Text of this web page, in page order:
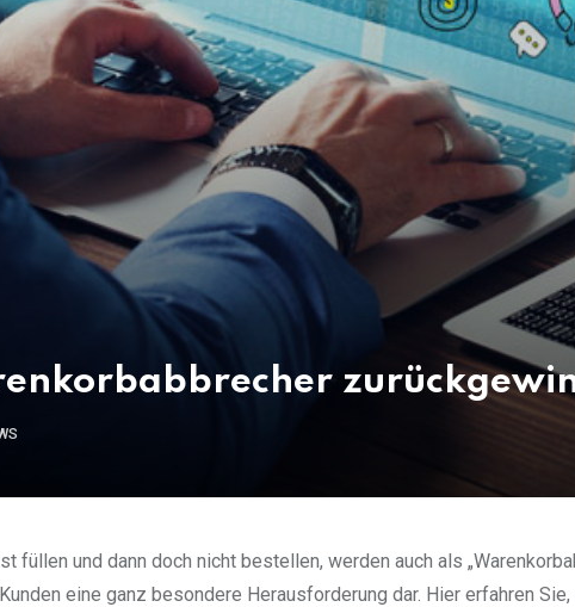
füllen und dann doch nicht bestellen, werden auch als
eine ganz besondere Herausforderung dar. Hier erfahren Sie,